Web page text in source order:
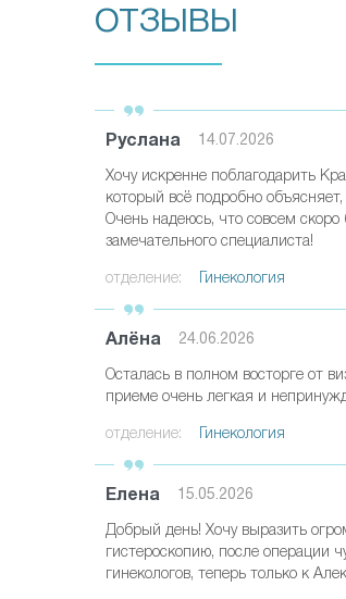
ОТЗЫВЫ
Руслана 14.07.2026
Хочу искренне поблагодарить
который всё подробно
Очень надеюсь, что совсем
замечательного специалиста!
отделение: Гинекология
Алёна 24.06.2026
Осталась в полном восторге от
приеме очень легкая и
отделение: Гинекология
Елена 15.05.2026
Добрый день! Хочу выразить
гистероскопию, после операции
гинекологов, теперь только к